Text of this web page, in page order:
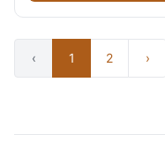
‹ 1 2 ›